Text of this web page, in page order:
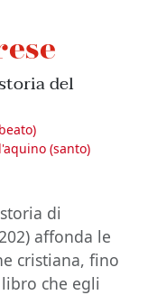
del
(santo)
di
affonda le
cristiana, fino
che egli